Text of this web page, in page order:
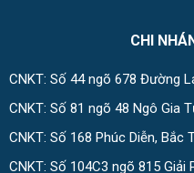
CHI
CNKT: Số 44 ngõ 678 Đường
CNKT: Số 81 ngõ 48 Ngô Gia
CNKT: Số 168 Phúc Diễn, Bắc
CNKT: Số 104C3 ngõ 815 Giải